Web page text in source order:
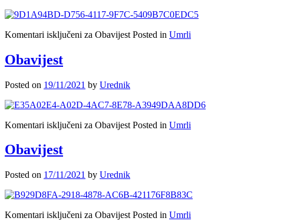
Komentari isključeni za Obavijest Posted in Umrli
Obavijest
Posted on 19/11/2021 by Urednik
Komentari isključeni za Obavijest Posted in Umrli
Obavijest
Posted on 17/11/2021 by Urednik
Komentari isključeni za Obavijest Posted in Umrli